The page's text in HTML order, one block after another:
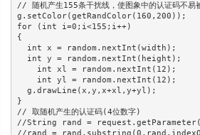
// 随机产生155条干扰线，使图象中的认证码不易
g.setColor(getRandColor(160,200));
for (int i=0;i<155;i++)
{
  int x = random.nextInt(width);
  int y = random.nextInt(height);
    int xl = random.nextInt(12);
    int yl = random.nextInt(12);
  g.drawLine(x,y,x+xl,y+yl);
}
// 取随机产生的认证码(4位数字)
//String rand =